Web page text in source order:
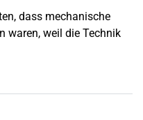
dass mechanische
waren, weil die Technik